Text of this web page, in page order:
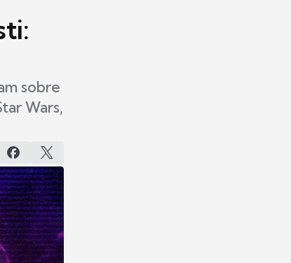
sobre
Wars,